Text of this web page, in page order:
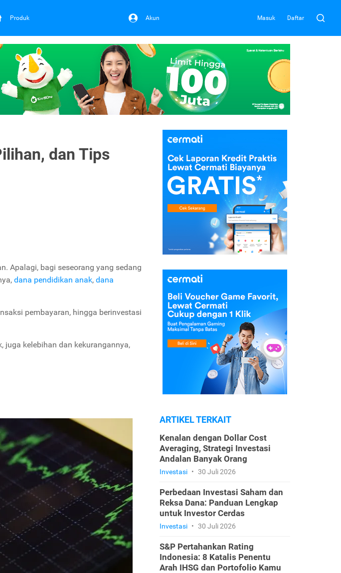
Produk Akun Masuk Daftar
dan Tips
Apalagi, bagi seseorang yang sedang
dana pendidikan anak, dana
pembayaran, hingga berinvestasi
juga kelebihan dan kekurangannya,
ARTIKEL TERKAIT
Kenalan dengan Dollar Cost
Averaging, Strategi Investasi
Andalan Banyak Orang
Investasi • 30 Juli 2026
Perbedaan Investasi Saham dan
Reksa Dana: Panduan Lengkap
untuk Investor Cerdas
Investasi • 30 Juli 2026
S&P Pertahankan Rating
Indonesia: 8 Katalis Penentu
Arah IHSG dan Portofolio Kamu